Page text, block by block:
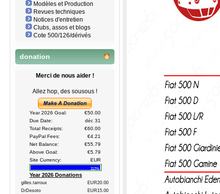
Modèles et Production
Revues techniques
Notices d'entretien
Clubs, assos et blogs
Cote 500/126/dérivés
donation
Merci de nous aider !
Allez hop, des sousous !
Year 2026 Goal:
€50.00
Due Date:
déc 31
Total Receipts:
€60.00
PayPal Fees:
€4.21
Net Balance:
€55.79
Above Goal:
€5.79
Site Currency:
EUR
112%
Year 2026 Donations
gilles.tarroux
EUR20.00
DrDesoto
EUR15.00